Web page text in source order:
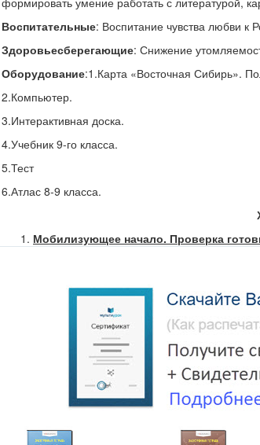
Повторение.
- Приготовьтесь отвечать на вопросы. (У
Вопрос № 4
. В каком городе производят
Ответ: г. Миасс. Челябинская обл.
Вопрос № 9.
Ответ :
В каком экономическом
Ответ:Уральском. Пермь. Уфа.
Вопрос № 52.Какова лесистость
Вопрос № 90 Центр Чукотского АО?
Ответ: г. Анадырь
Вопрос № 98.Угольный бассейн на юге
Вопрос № 99. Центр добычи медно –
Проверка домашнего задания.
Назовите Субъекты Федерации,
Воспитательные: Воспитание чувства любви к
Здоровьесберегающие: Снижение
Оборудование:1.Карта «Восточная Сибирь».
2.Компьютер.
3.Интерактивная доска.
4.Учебник 9-го класса.
5.Тест
6.Атлас 8-9 класса.
Мобилизующее начало. Проверка
- Приготовьтесь отвечать на вопросы. (У всех
. В каком городе производят
Ответ: г. Миасс. Челябинская обл.
Назовите регионы России с
Ответ : Агинский Бурятский АО, Усть-
г. Москва, г. Санкт-Петербург.
Вопрос № 11.
Сколько экономических районов в